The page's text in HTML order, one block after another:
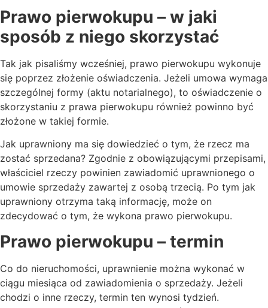
Prawo pierwokupu – w jaki
sposób z niego skorzystać
Tak jak pisaliśmy wcześniej, prawo pierwokupu wykonuje
się poprzez złożenie oświadczenia. Jeżeli umowa wymaga
szczególnej formy (aktu notarialnego), to oświadczenie o
skorzystaniu z prawa pierwokupu również powinno być
złożone w takiej formie.
Jak uprawniony ma się dowiedzieć o tym, że rzecz ma
zostać sprzedana? Zgodnie z obowiązującymi przepisami,
właściciel rzeczy powinien zawiadomić uprawnionego o
umowie sprzedaży zawartej z osobą trzecią. Po tym jak
uprawniony otrzyma taką informację, może on
zdecydować o tym, że wykona prawo pierwokupu.
Prawo pierwokupu – termin
Co do nieruchomości, uprawnienie można wykonać w
ciągu miesiąca od zawiadomienia o sprzedaży. Jeżeli
chodzi o inne rzeczy, termin ten wynosi tydzień.